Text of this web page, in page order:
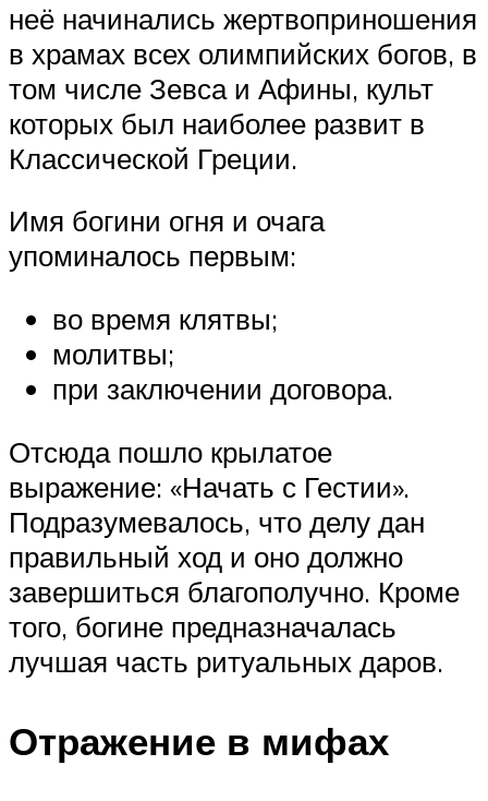
неё начинались жертвоприношения
в храмах всех олимпийских богов, в
том числе Зевса и Афины, культ
которых был наиболее развит в
Классической Греции.
Имя богини огня и очага
упоминалось первым:
во время клятвы;
молитвы;
при заключении договора.
Отсюда пошло крылатое
выражение: «Начать с Гестии».
Подразумевалось, что делу дан
правильный ход и оно должно
завершиться благополучно. Кроме
того, богине предназначалась
лучшая часть ритуальных даров.
Отражение в мифах